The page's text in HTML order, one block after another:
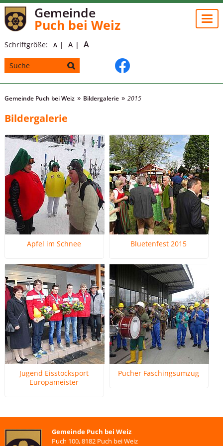
Gemeinde
Puch bei Weiz
Schriftgröße: A A A
Gemeinde Puch bei Weiz Bildergalerie 2015
Bildergalerie
Apfel im Schnee Bluetenfest 2015
Jugend Eisstocksport
Europameister
Pucher Faschingsumzug
Gemeinde Puch bei Weiz
Puch 100, 8182 Puch bei Weiz